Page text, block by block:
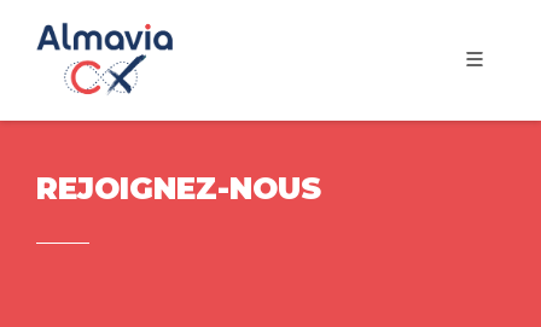
REJOIGNEZ-NOUS